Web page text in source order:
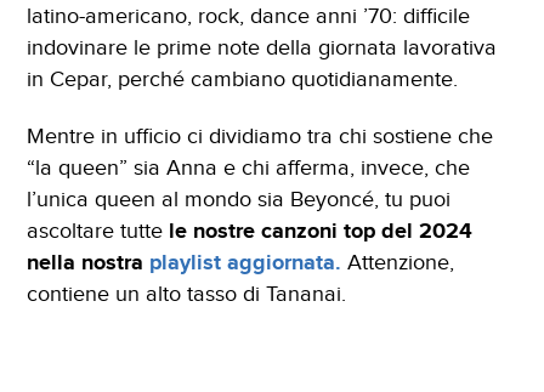
latino-americano, rock, dance anni ’70: difficile
indovinare le prime note della giornata lavorativa
in Cepar, perché cambiano quotidianamente.
Mentre in ufficio ci dividiamo tra chi sostiene che
“la queen” sia Anna e chi afferma, invece, che
l’unica queen al mondo sia Beyoncé, tu puoi
ascoltare tutte le nostre canzoni top del 2024
nella nostra playlist aggiornata. Attenzione,
contiene un alto tasso di Tananai.